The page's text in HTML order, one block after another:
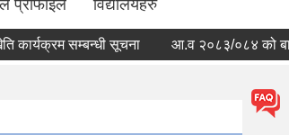
प्रोफाइल विद्यालयहरु
सम्बन्धी सूचना आ.व २०८३/०८४ को बार्षिक